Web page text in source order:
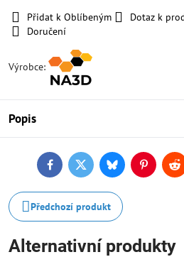
Přidat k Oblíbeným
Dotaz k
Doručení
Výrobce:
Popis
FacebookTwitterBlueskyPinterest
Předchozí produkt
Alternativní produkty